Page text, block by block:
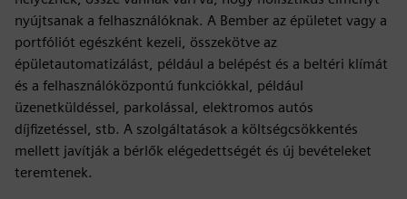
nyújtsanak a felhasználóknak. A Bember az épületet vagy a
portfóliót egészként kezeli, összekötve az
épületautomatizálást, például a belépést és a beltéri klímát
és a felhasználóközpontú funkciókkal, például
üzenetküldéssel, parkolással, elektromos autós
díjfizetéssel, stb. A szolgáltatások a költségcsökkentés
mellett javítják a bérlők elégedettségét és új bevételeket
teremtenek.